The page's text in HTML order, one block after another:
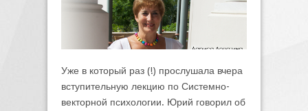
Уже в который раз (!) прослушала вчера
вступительную лекцию по Системно-
векторной психологии. Юрий говорил об